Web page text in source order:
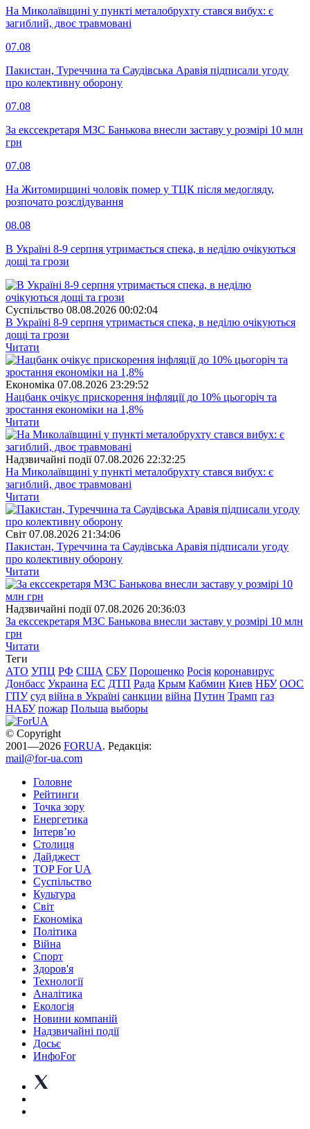
На Миколаївщині у пункті металобрухту стався вибух: є
загиблий, двоє травмовані
07.08
Пакистан, Туреччина та Саудівська Аравія підписали угоду
про колективну оборону
07.08
За екссекретаря МЗС Банькова внесли заставу у розмірі 10 млн
грн
07.08
На Житомирщині чоловік помер у ТЦК після медогляду,
розпочато розслідування
08.08
В Україні 8-9 серпня утримається спека, в неділю очікуються
дощі та грози
Суспiльство 08.08.2026 00:02:04
В Україні 8-9 серпня утримається спека, в неділю очікуються
дощі та грози
Читати
Економіка 07.08.2026 23:29:52
Нацбанк очікує прискорення інфляції до 10% цьогоріч та
зростання економіки на 1,8%
Читати
Надзвичайні події 07.08.2026 22:32:25
На Миколаївщині у пункті металобрухту стався вибух: є
загиблий, двоє травмовані
Читати
Свiт 07.08.2026 21:34:06
Пакистан, Туреччина та Саудівська Аравія підписали угоду
про колективну оборону
Читати
Надзвичайні події 07.08.2026 20:36:03
За екссекретаря МЗС Банькова внесли заставу у розмірі 10 млн
грн
Читати
Теги
АТО УПЦ РФ США СБУ Порошенко Росія коронавирус
Донбасс Украина ЕС ДТП Рада Крым Кабмин Киев НБУ ООС
ГПУ суд війна в Україні санкции війна Путин Трамп газ
НАБУ пожар Польша выборы
© Copyright
2001—2026 FORUA. Редакція:
mail@for-ua.com
Головне
Рейтинги
Точка зору
Енергетика
Інтерв’ю
Столиця
Дайджест
TOP For UA
Суспiльство
Культура
Світ
Економіка
Політика
Війна
Спорт
Здоров'я
Технології
Аналітика
Екологія
Новини компаній
Надзвичайні події
Досьє
ИнфоFor